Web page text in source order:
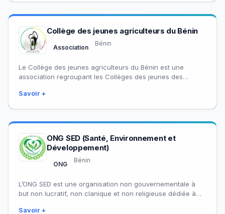
Collège des jeunes agriculteurs du Bénin
Association
Bénin
Le Collège des jeunes agriculteurs du Bénin est une
association regroupant les Collèges des jeunes des
Savoir +
ONG SED (Santé, Environnement et
Développement)
ONG
Bénin
L’ONG SED est une organisation non gouvernementale à
but non lucratif, non clanique et non religieuse dédiée à
Savoir +